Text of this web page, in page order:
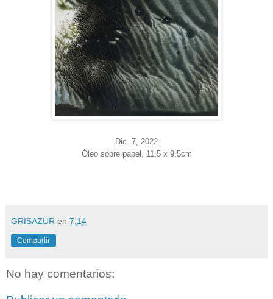
Dic. 7 , 2022
Óleo sobre papel, 11,5 x 9,5cm
GRISAZUR en 7:14
Compartir
No hay comentarios: